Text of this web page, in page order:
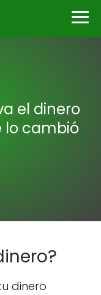
el dinero
lo cambió
dinero